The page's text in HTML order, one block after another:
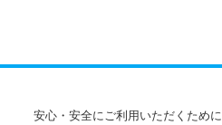
安心・安全にご利用いただくために